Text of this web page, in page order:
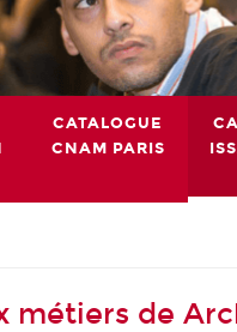
CATALOGUE
CNAM PARIS
métiers de